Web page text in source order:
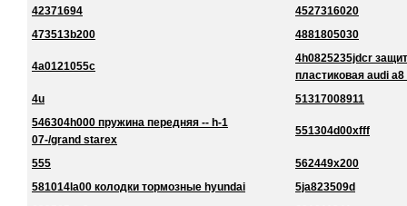
42371694
4527316020
473513b200
4881805030
4a0121055c
4h0825235jdcr
пластиковая audi
4u
51317008911
546304h000 пружина передняя -- h-1
07-/grand starex
551304d00xfff
555
562449x200
581014la00 колодки тормозные hyundai
5ja823509d